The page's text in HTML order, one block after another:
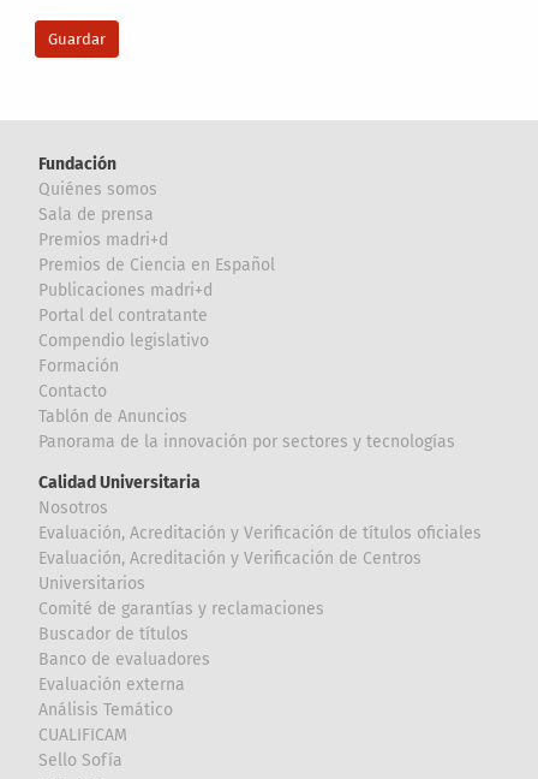
Fundación
Quiénes somos
Sala de prensa
Premios madri+d
Premios de Ciencia en Español
Publicaciones madri+d
Portal del contratante
Compendio legislativo
Formación
Contacto
Tablón de Anuncios
Panorama de la innovación por sectores y tecnologías
Calidad Universitaria
Nosotros
Evaluación, Acreditación y Verificación de títulos oficiales
Evaluación, Acreditación y Verificación de Centros
Universitarios
Comité de garantías y reclamaciones
Buscador de títulos
Banco de evaluadores
Evaluación externa
Análisis Temático
CUALIFICAM
Sello Sofía